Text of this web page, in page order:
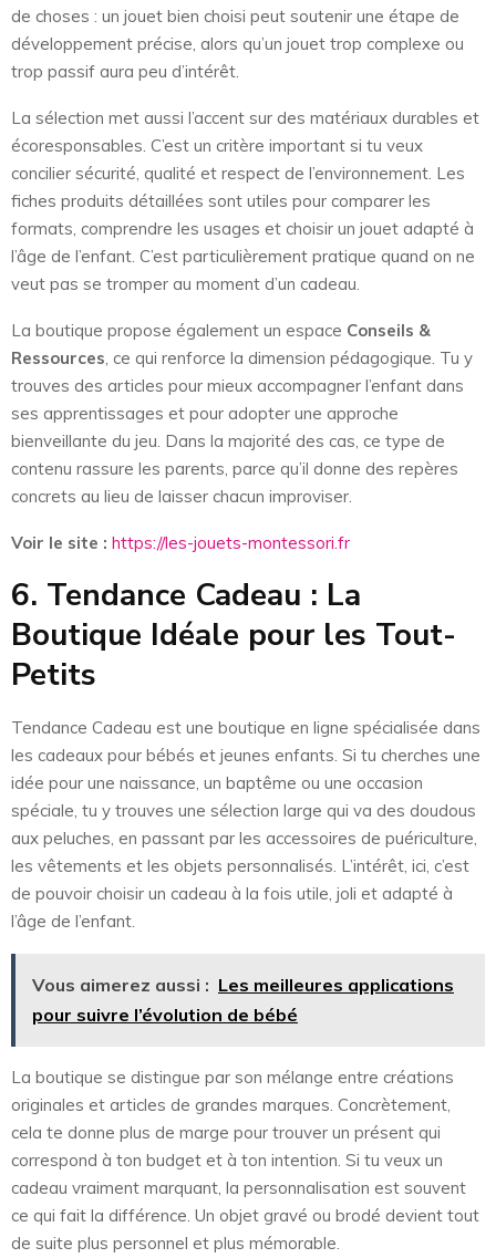
de choses : un jouet bien choisi peut soutenir une étape de
développement précise, alors qu’un jouet trop complexe ou
trop passif aura peu d’intérêt.
La sélection met aussi l’accent sur des matériaux durables et
écoresponsables. C’est un critère important si tu veux
concilier sécurité, qualité et respect de l’environnement. Les
fiches produits détaillées sont utiles pour comparer les
formats, comprendre les usages et choisir un jouet adapté à
l’âge de l’enfant. C’est particulièrement pratique quand on ne
veut pas se tromper au moment d’un cadeau.
La boutique propose également un espace Conseils &
Ressources , ce qui renforce la dimension pédagogique. Tu y
trouves des articles pour mieux accompagner l’enfant dans
ses apprentissages et pour adopter une approche
bienveillante du jeu. Dans la majorité des cas, ce type de
contenu rassure les parents, parce qu’il donne des repères
concrets au lieu de laisser chacun improviser.
Voir le site : https://les-jouets-montessori.fr
6. Tendance Cadeau : La
Boutique Idéale pour les Tout-
Petits
Tendance Cadeau est une boutique en ligne spécialisée dans
les cadeaux pour bébés et jeunes enfants. Si tu cherches une
idée pour une naissance, un baptême ou une occasion
spéciale, tu y trouves une sélection large qui va des doudous
aux peluches, en passant par les accessoires de puériculture,
les vêtements et les objets personnalisés. L’intérêt, ici, c’est
de pouvoir choisir un cadeau à la fois utile, joli et adapté à
l’âge de l’enfant.
Vous aimerez aussi : Les meilleures applications
pour suivre l’évolution de bébé
La boutique se distingue par son mélange entre créations
originales et articles de grandes marques. Concrètement,
cela te donne plus de marge pour trouver un présent qui
correspond à ton budget et à ton intention. Si tu veux un
cadeau vraiment marquant, la personnalisation est souvent
ce qui fait la différence. Un objet gravé ou brodé devient tout
de suite plus personnel et plus mémorable.